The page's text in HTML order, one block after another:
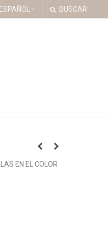
ESPAÑOL BUSCAR
EN EL COLOR